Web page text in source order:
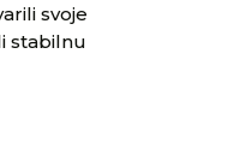
svoje
stabilnu